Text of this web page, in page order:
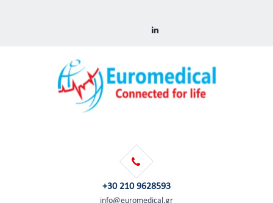
+30 210 9628593
info@euromedical.gr